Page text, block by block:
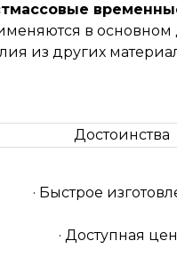
в основном
из других
Достоинства
· Быстрое
· Доступная